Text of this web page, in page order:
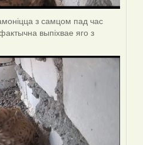
з самцом пад час
выпіхвае яго з